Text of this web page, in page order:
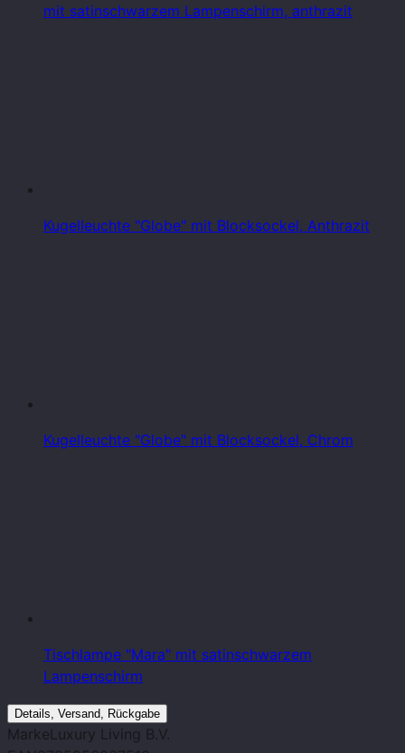
mit satinschwarzem Lampenschirm, anthrazit
Kugelleuchte "Globe" mit Blocksockel, Anthrazit
Kugelleuchte "Globe" mit Blocksockel, Chrom
Tischlampe "Mara" mit satinschwarzem
Lampenschirm
Details, Versand, Rückgabe
MarkeLuxury Living B.V.